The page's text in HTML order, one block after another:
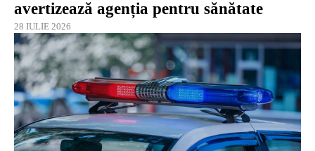
avertizează agenția pentru sănătate
28 IULIE 2026